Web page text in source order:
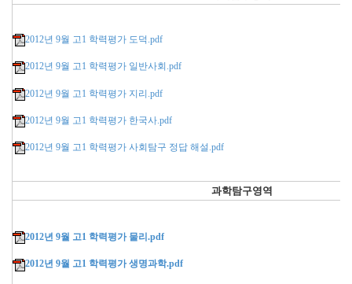
2012년 9월 고1 학력평가 도덕.pdf
2012년 9월 고1 학력평가 일반사회.pdf
2012년 9월 고1 학력평가 지리.pdf
2012년 9월 고1 학력평가 한국사.pdf
2012년 9월 고1 학력평가 사회탐구 정답 해설.pdf
과학탐구영역
2012년 9월 고1 학력평가 물리.pdf
2012년 9월 고1 학력평가 생명과학.pdf